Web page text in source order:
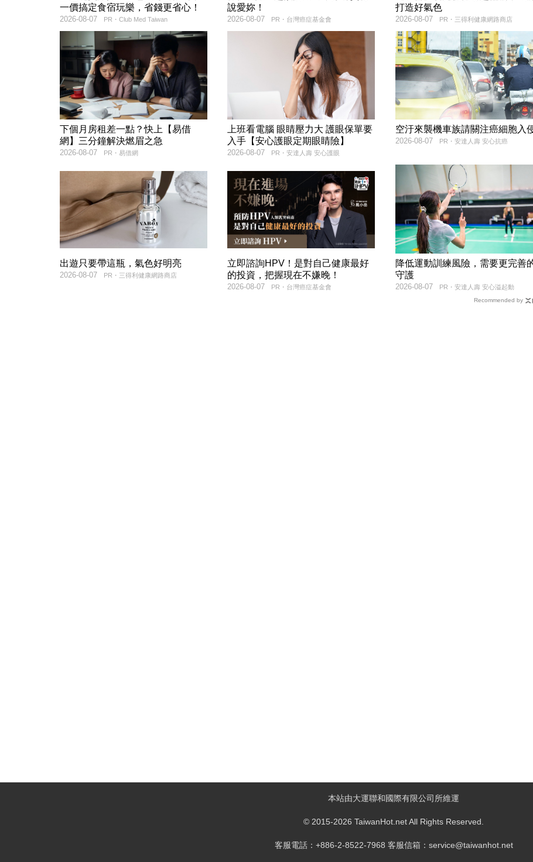
一價搞定食宿玩樂，省錢更省心！
PR・Club Med Taiwan
2026-08-07
說愛妳！
PR・台灣癌症基金會
2026-08-07
打造好氣色
PR・三得利健康網路商店
2026-08-07
下個月房租差一點？快上【易借
網】三分鐘解決燃眉之急
PR・易借網
2026-08-07
上班看電腦 眼睛壓力大 護眼保單要
入手【安心護眼定期眼睛險】
PR・安達人壽 安心護眼
2026-08-07
空汙來襲機車族請關注癌細胞入
PR・安達人壽 安心抗癌
2026-08-07
出遊只要帶這瓶，氣色好明亮
PR・三得利健康網路商店
2026-08-07
立即諮詢HPV！是對自己健康最好
的投資，把握現在不嫌晚！
PR・台灣癌症基金會
2026-08-07
降低運動訓練風險，需要更完善
守護
PR・安達人壽 安心溢起動
2026-08-07
Recommended by
本站由大運聯和國際有限公司所維運
© 2015-2026 TaiwanHot.net All Rights Reserved.
客服電話：+886-2-8522-7968 客服信箱：service@taiwanhot.net